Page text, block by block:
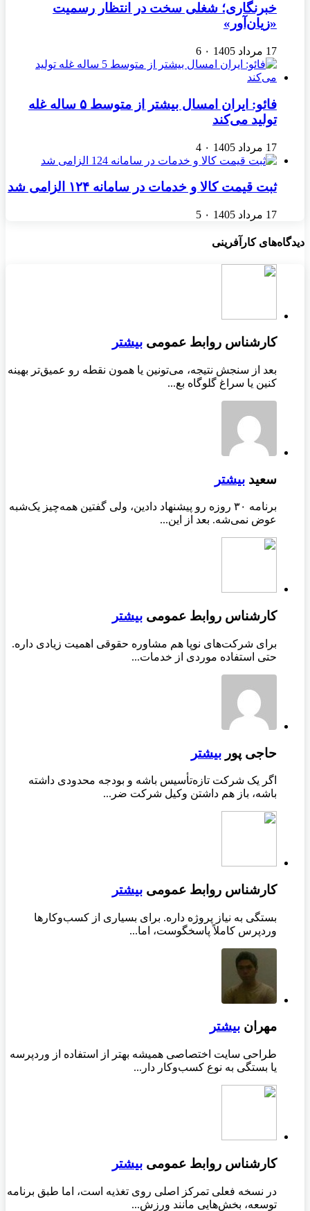
خبرنگاری؛ شغلی سخت در انتظار رسمیت
«زیان‌آور»
17 مرداد 1405 ۰ 6
فائو: ایران امسال بیشتر از متوسط ۵ ساله غله
تولید می‌کند
17 مرداد 1405 ۰ 4
ثبت قیمت کالا و خدمات در سامانه ۱۲۴ الزامی شد
17 مرداد 1405 ۰ 5
دیدگاه‌های کارآفرینی
کارشناس روابط عمومی بیشتر
بعد از سنجش نتیجه، می‌تونین یا همون نقطه رو عمیق‌تر بهینه
کنین یا سراغ گلوگاه بع...
سعید بیشتر
برنامه ۳۰ روزه رو پیشنهاد دادین، ولی گفتین همه‌چیز یک‌شبه
عوض نمی‌شه. بعد از این...
کارشناس روابط عمومی بیشتر
برای شرکت‌های نوپا هم مشاوره حقوقی اهمیت زیادی داره.
حتی استفاده موردی از خدمات...
حاجی پور بیشتر
اگر یک شرکت تازه‌تأسیس باشه و بودجه محدودی داشته
باشه، باز هم داشتن وکیل شرکت ضر...
کارشناس روابط عمومی بیشتر
بستگی به نیاز پروژه داره. برای بسیاری از کسب‌وکارها
وردپرس کاملاً پاسخگوست، اما...
مهران بیشتر
طراحی سایت اختصاصی همیشه بهتر از استفاده از وردپرسه
یا بستگی به نوع کسب‌وکار دار...
کارشناس روابط عمومی بیشتر
در نسخه فعلی تمرکز اصلی روی تغذیه است، اما طبق برنامه
توسعه، بخش‌هایی مانند ورزش...